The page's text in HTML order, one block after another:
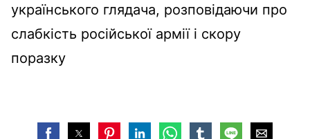
українського глядача, розповідаючи про
слабкість російської армії і скору
поразку